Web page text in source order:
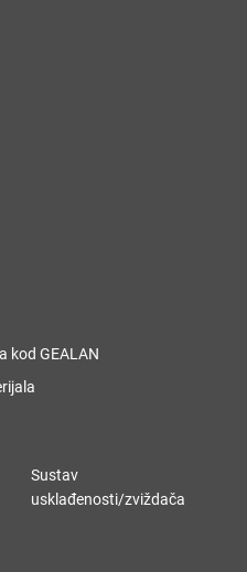
kod GEALAN
Sustav
usklađenosti/zviždača